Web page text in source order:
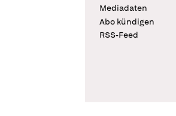
Mediadaten
Abo kündigen
RSS-Feed